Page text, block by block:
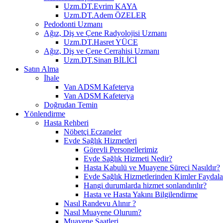
Uzm.DT.Evrim KAYA
Uzm.DT.Adem ÖZELER
Pedodonti Uzmanı
Ağız, Diş ve Çene Radyolojisi Uzmanı
Uzm.DT.Hasret YÜCE
Ağız, Diş ve Çene Cerrahisi Uzmanı
Uzm.DT.Sinan BİLİCİ
Satın Alma
İhale
Van ADSM Kafeterya
Van ADSM Kafeterya
Doğrudan Temin
Yönlendirme
Hasta Rehberi
Nöbetçi Eczaneler
Evde Sağlık Hizmetleri
Görevli Personellerimiz
Evde Sağlık Hizmeti Nedir?
Hasta Kabulü ve Muayene Süreci Nasıldır?
Evde Sağlık Hizmetlerinden Kimler
Hangi durumlarda hizmet sonlandırılır?
Hasta ve Hasta Yakını Bilgilendirme
Nasıl Randevu Alınır ?
Nasıl Muayene Olurum?
Muayene Saatleri